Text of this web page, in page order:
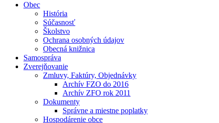
Obec
História
Súčasnosť
Školstvo
Ochrana osobných údajov
Obecná knižnica
Samospráva
Zverejňovanie
Zmluvy, Faktúry, Objednávky
Archív FZO do 2016
Archív ZFO rok 2011
Dokumenty
Správne a miestne poplatky
Hospodárenie obce